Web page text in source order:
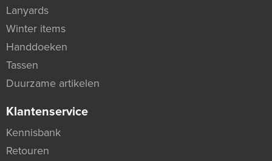
Lanyards
Winter items
Handdoeken
Tassen
Duurzame artikelen
Klantenservice
Kennisbank
Retouren